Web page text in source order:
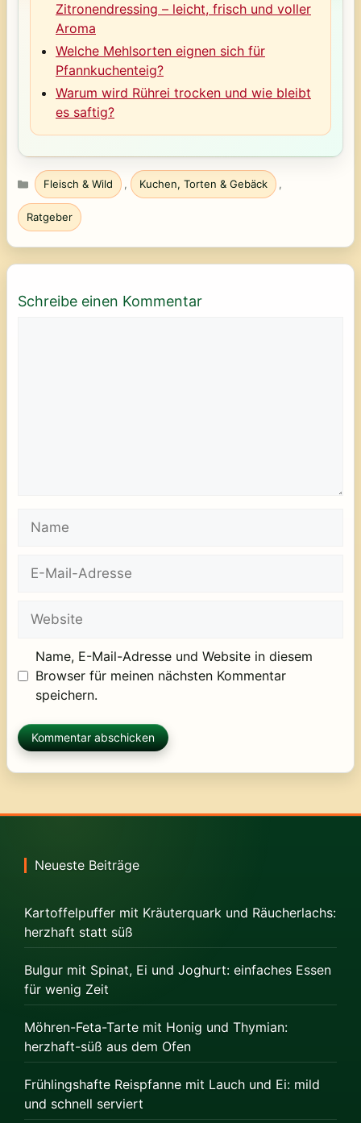
Zitronendressing – leicht, frisch und voller
Aroma
Welche Mehlsorten eignen sich für
Pfannkuchenteig?
Warum wird Rührei trocken und wie bleibt
es saftig?
Kategorien
Fleisch & Wild , Kuchen, Torten & Gebäck ,
Ratgeber
Schreibe einen Kommentar
Name
Mail-
Website
Name, E-Mail-Adresse und Website in diesem
Browser für meinen nächsten Kommentar
speichern.
Neueste Beiträge
Kartoffelpuffer mit Kräuterquark und Räucherlachs:
herzhaft statt süß
Bulgur mit Spinat, Ei und Joghurt: einfaches Essen
für wenig Zeit
Möhren-Feta-Tarte mit Honig und Thymian:
herzhaft-süß aus dem Ofen
Frühlingshafte Reispfanne mit Lauch und Ei: mild
und schnell serviert